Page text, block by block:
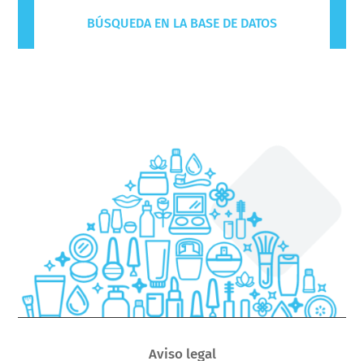
BÚSQUEDA EN LA BASE DE DATOS
Aviso legal